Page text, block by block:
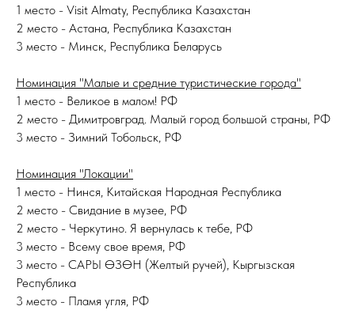
1 место - Visit Almaty, Республика Казахстан
2 место - Астана, Республика Казахстан
3 место - Минск, Республика Беларусь
Номинация "Малые и средние туристические города"
1 место - Великое в малом! РФ
2 место - Димитровград. Малый город большой страны, РФ
3 место - Зимний Тобольск, РФ
Номинация "Локации"
1 место - Нинся, Китайская Народная Республика
2 место - Свидание в музее, РФ
2 место - Черкутино. Я вернулась к тебе, РФ
3 место - Всему свое время, РФ
3 место - САРЫ ӨЗӨН (Желтый ручей), Кыргызская
Республика
3 место - Пламя угля, РФ